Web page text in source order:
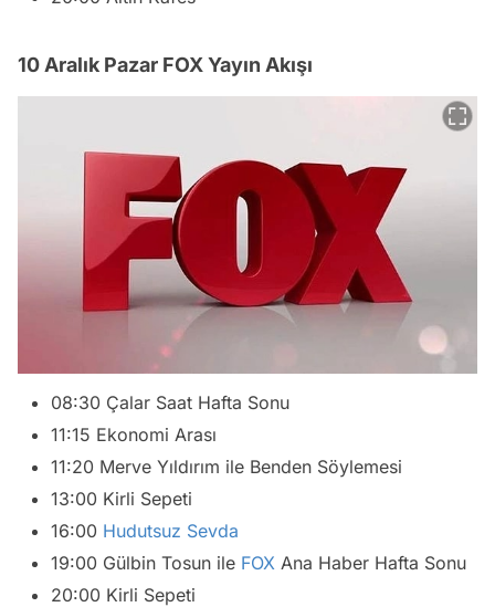
10 Aralık Pazar FOX Yayın Akışı
08:30 Çalar Saat Hafta Sonu
11:15 Ekonomi Arası
11:20 Merve Yıldırım ile Benden Söylemesi
13:00 Kirli Sepeti
16:00 Hudutsuz Sevda
19:00 Gülbin Tosun ile FOX Ana Haber Hafta Sonu
20:00 Kirli Sepeti